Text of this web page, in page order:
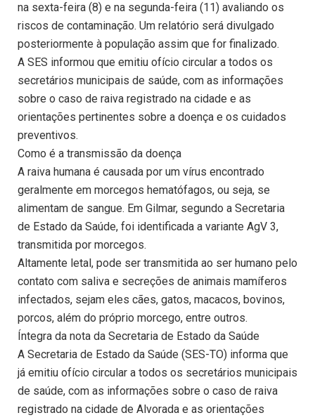
na sexta-feira (8) e na segunda-feira (11) avaliando os
riscos de contaminação. Um relatório será divulgado
posteriormente à população assim que for finalizado.
A SES informou que emitiu ofício circular a todos os
secretários municipais de saúde, com as informações
sobre o caso de raiva registrado na cidade e as
orientações pertinentes sobre a doença e os cuidados
preventivos.
Como é a transmissão da doença
A raiva humana é causada por um vírus encontrado
geralmente em morcegos hematófagos, ou seja, se
alimentam de sangue. Em Gilmar, segundo a Secretaria
de Estado da Saúde, foi identificada a variante AgV 3,
transmitida por morcegos.
Altamente letal, pode ser transmitida ao ser humano pelo
contato com saliva e secreções de animais mamíferos
infectados, sejam eles cães, gatos, macacos, bovinos,
porcos, além do próprio morcego, entre outros.
Íntegra da nota da Secretaria de Estado da Saúde
A Secretaria de Estado da Saúde (SES-TO) informa que
já emitiu ofício circular a todos os secretários municipais
de saúde, com as informações sobre o caso de raiva
registrado na cidade de Alvorada e as orientações